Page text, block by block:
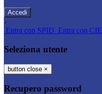
-
Entra con SPID Entra con CIE
Seleziona utente
button close ×
Recupero password